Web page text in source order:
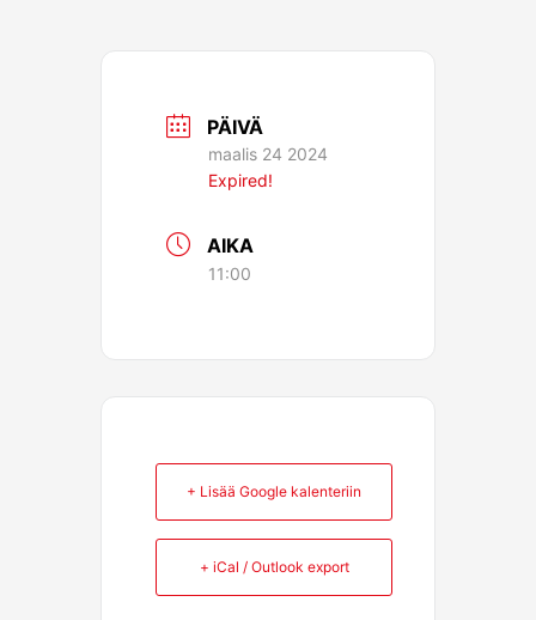
PÄIVÄ
maalis 24 2024
Expired!
AIKA
11:00
+ Lisää Google kalenteriin
+ iCal / Outlook export